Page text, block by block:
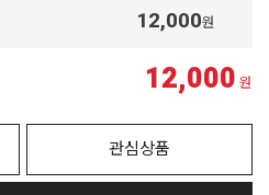
12,000원
12,000 원
관심상품